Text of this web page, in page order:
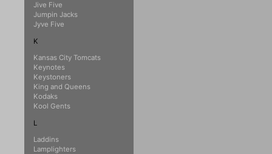
Jive Five
Jumpin Jacks
Jyve Five
K
Kansas City Tomcats
Keynotes
Keystoners
King and Queens
Kodaks
Kool Gents
L
Laddins
Lamplighters